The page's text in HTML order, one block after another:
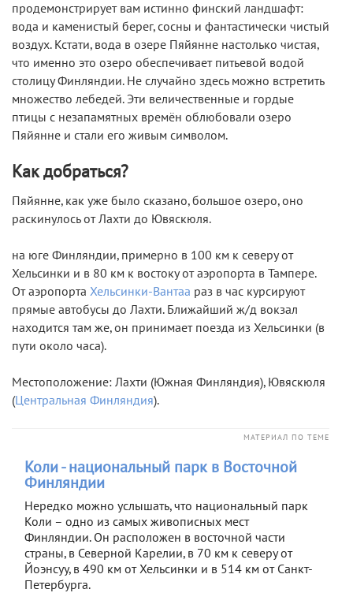
продемонстрирует вам истинно финский ландшафт:
вода и каменистый берег, сосны и фантастически чистый
воздух. Кстати, вода в озере Пяйянне настолько чистая,
что именно это озеро обеспечивает питьевой водой
столицу Финляндии. Не случайно здесь можно встретить
множество лебедей. Эти величественные и гордые
птицы с незапамятных времён облюбовали озеро
Пяйянне и стали его живым символом.
Как добраться?
Пяйянне, как уже было сказано, большое озеро, оно
раскинулось от Лахти до Ювяскюля.
на юге Финляндии, примерно в 100 км к северу от
Хельсинки и в 80 км к востоку от аэропорта в Тампере.
От аэропорта Хельсинки-Вантаа раз в час курсируют
прямые автобусы до Лахти. Ближайший ж/д вокзал
находится там же, он принимает поезда из Хельсинки (в
пути около часа).
Местоположение: Лахти (Южная Финляндия), Ювяскюля
(Центральная Финляндия).
МАТЕРИАЛ ПО ТЕМЕ
Коли - национальный парк в Восточной
Финляндии
Нередко можно услышать, что национальный парк
Коли – одно из самых живописных мест
Финляндии. Он расположен в восточной части
страны, в Северной Карелии, в 70 км к северу от
Йоэнсуу, в 490 км от Хельсинки и в 514 км от Санкт-
Петербурга.